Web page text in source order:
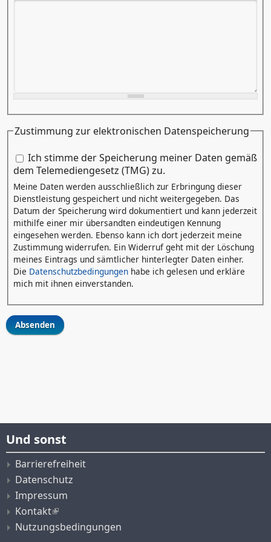
Zustimmung zur elektronischen Datenspeicherung
Zustimmung zur elektronischen Datenspeicherung
Ich stimme der Speicherung meiner Daten gemäß
dem Telemediengesetz (TMG) zu.
Meine Daten werden ausschließlich zur Erbringung dieser
Dienstleistung gespeichert und nicht weitergegeben. Das
Datum der Speicherung wird dokumentiert und kann jederzeit
mithilfe einer mir übersandten eindeutigen Kennung
eingesehen werden. Ebenso kann ich dort jederzeit meine
Zustimmung widerrufen. Ein Widerruf geht mit der Löschung
meines Eintrags und sämtlicher hinterlegter Daten einher.
Die Datenschutzbedingungen habe ich gelesen und erkläre
mich mit ihnen einverstanden.
Und sonst
Barrierefreiheit
Datenschutz
Impressum
Kontakt
Nutzungsbedingungen